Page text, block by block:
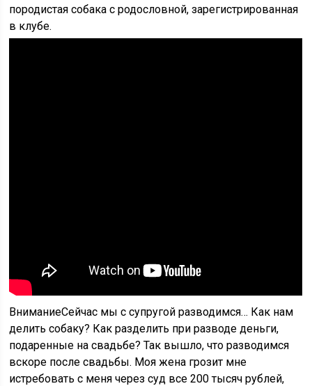
породистая собака с родословной, зарегистрированная
в клубе.
ВниманиеСейчас мы с супругой разводимся… Как нам
делить собаку? Как разделить при разводе деньги,
подаренные на свадьбе? Так вышло, что разводимся
вскоре после свадьбы. Моя жена грозит мне
истребовать с меня через суд все 200 тысяч рублей,